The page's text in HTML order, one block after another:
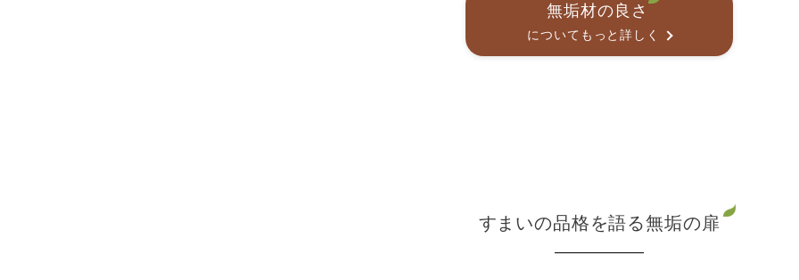
無垢材の良さ
についてもっと詳しく
すまいの品格を語る無垢の扉